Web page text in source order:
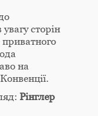
сторін
приватного
на
Рінглер